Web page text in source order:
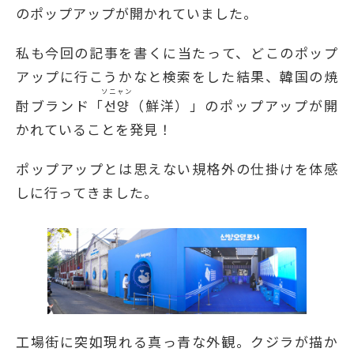
のポップアップが開かれていました。
私も今回の記事を書くに当たって、どこのポップ
アップに行こうかなと検索をした結果、韓国の焼
酎ブランド「선양
ソニャン
（鮮洋）」のポップアップが開
かれていることを発見！
ポップアップとは思えない規格外の仕掛けを体感
しに行ってきました。
工場街に突如現れる真っ青な外観。クジラが描か